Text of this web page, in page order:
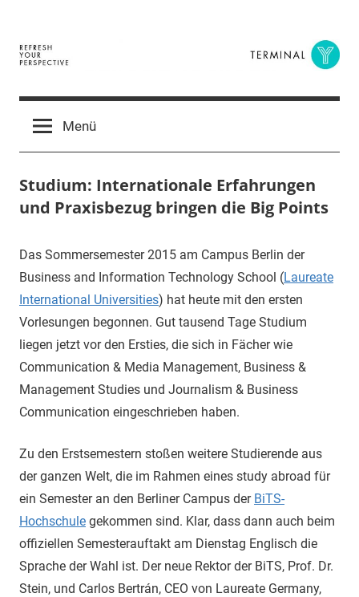
springen
Terminal
Y
Digital
BusinessMenü
Studium: Internationale Erfahrungen
und Praxisbezug bringen die Big Points
23.
März
2015
terminal-
y
Urbi
et
orbi
Das Sommersemester 2015 am Campus Berlin der
Business and Information Technology School (Laureate
International Universities) hat heute mit den ersten
Vorlesungen begonnen. Gut tausend Tage Studium
liegen jetzt vor den Ersties, die sich in Fächer wie
Communication & Media Management, Business &
Management Studies und Journalism & Business
Communication eingeschrieben haben.
Zu den Erstsemestern stoßen weitere Studierende aus
der ganzen Welt, die im Rahmen eines study abroad für
ein Semester an den Berliner Campus der BiTS-
Hochschule gekommen sind. Klar, dass dann auch beim
offiziellen Semesterauftakt am Dienstag Englisch die
Sprache der Wahl ist. Der neue Rektor der BiTS, Prof. Dr.
Stein, und Carlos Bertrán, CEO von Laureate Germany,